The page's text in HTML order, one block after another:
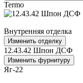
Termo
Внутренняя отделка
Изменить отделку
12.43.42 Шпон ДСФ
Изменить фурнитуру
Яг-22